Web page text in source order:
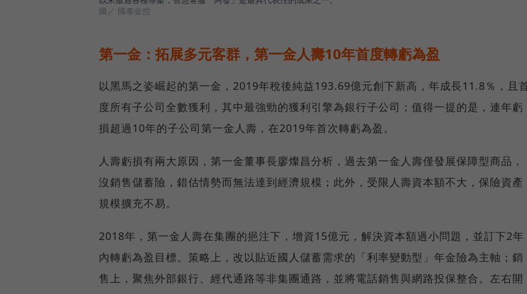
圖／ 國泰金控
第一金：拓展多元客群，第一金人壽10年首度轉虧為盈
以黑馬之姿崛起的第一金，2019年稅後純益193.69億元創下新高，年成長11.8％，且
度所有子公司全數獲利，其中最強勁的獲利引擎為銀行子公司；值得一提的是，連年虧
損超過10年的子公司第一金人壽，在2019年首次轉虧為盈。
人壽虧損有兩大原因，第一金董事長廖燦昌分析，過去第一金人壽僅發展保障型商品，
沒銷售儲蓄險，錯估情勢而無法達到經濟規模；此外，受限人壽資本額不大，保險資產
規模擴充不易。
2018年，第一金人壽在集團的挹注下，增資15億元，解決資本額過小問題，並訂下2年
內轉虧為盈目標。策略上，改以貼近國人儲蓄需求的「利率變動型」年金險為主軸；銷
售上，聚焦外部銀行、經代通路等非集團通路，並將電話銷售與網路投保整合。左右開